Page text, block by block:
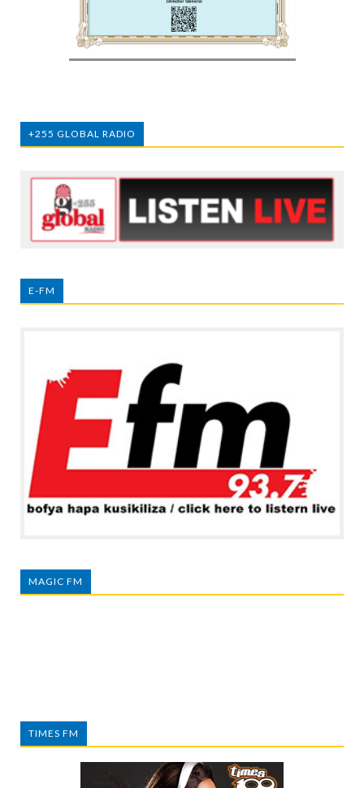
+255 GLOBAL RADIO
E-FM
MAGIC FM
TIMES FM